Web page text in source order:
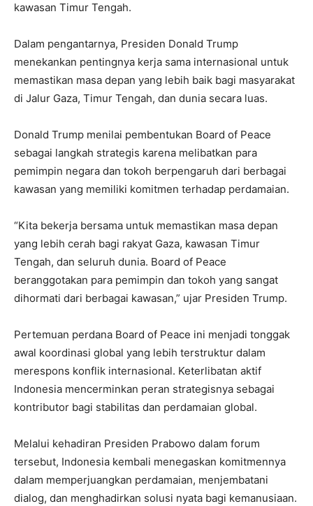
kawasan Timur Tengah.
Dalam pengantarnya, Presiden Donald Trump
menekankan pentingnya kerja sama internasional untuk
memastikan masa depan yang lebih baik bagi masyarakat
di Jalur Gaza, Timur Tengah, dan dunia secara luas.
Donald Trump menilai pembentukan Board of Peace
sebagai langkah strategis karena melibatkan para
pemimpin negara dan tokoh berpengaruh dari berbagai
kawasan yang memiliki komitmen terhadap perdamaian.
“Kita bekerja bersama untuk memastikan masa depan
yang lebih cerah bagi rakyat Gaza, kawasan Timur
Tengah, dan seluruh dunia. Board of Peace
beranggotakan para pemimpin dan tokoh yang sangat
dihormati dari berbagai kawasan,” ujar Presiden Trump.
Pertemuan perdana Board of Peace ini menjadi tonggak
awal koordinasi global yang lebih terstruktur dalam
merespons konflik internasional. Keterlibatan aktif
Indonesia mencerminkan peran strategisnya sebagai
kontributor bagi stabilitas dan perdamaian global.
Melalui kehadiran Presiden Prabowo dalam forum
tersebut, Indonesia kembali menegaskan komitmennya
dalam memperjuangkan perdamaian, menjembatani
dialog, dan menghadirkan solusi nyata bagi kemanusiaan.